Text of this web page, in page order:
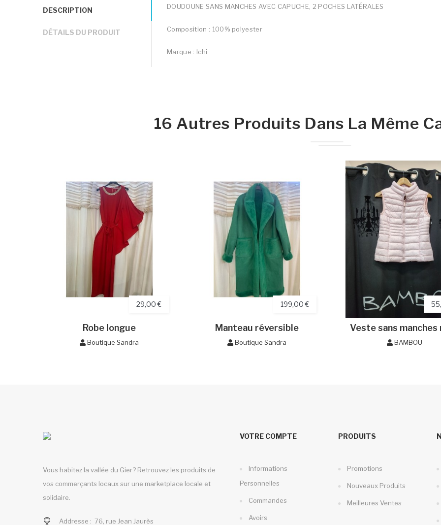
DESCRIPTION
DÉTAILS DU PRODUIT
DOUDOUNE SANS MANCHES AVEC CAPUCHE, 2 POCHES LATÉRALES
Composition : 100% polyester
Marque : Ichi
16 Autres Produits Dans La Même
29,00 €
Robe longue
Boutique Sandra
199,00 €
Manteau réversible
Boutique Sandra
Veste sans manches
BAMBOU
Vous habitez la vallée du Gier? Retrouvez les produits de
vos commerçants locaux sur une marketplace locale et
solidaire.
Addresse : 76, rue Jean Jaurès
VOTRE COMPTE
Informations
Personnelles
Commandes
Avoirs
PRODUITS
Promotions
Nouveaux Produits
Meilleures Ventes